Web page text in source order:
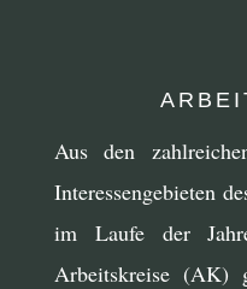
Aus den
Interessengebieten
im Laufe der
Arbeitskreise (AK)